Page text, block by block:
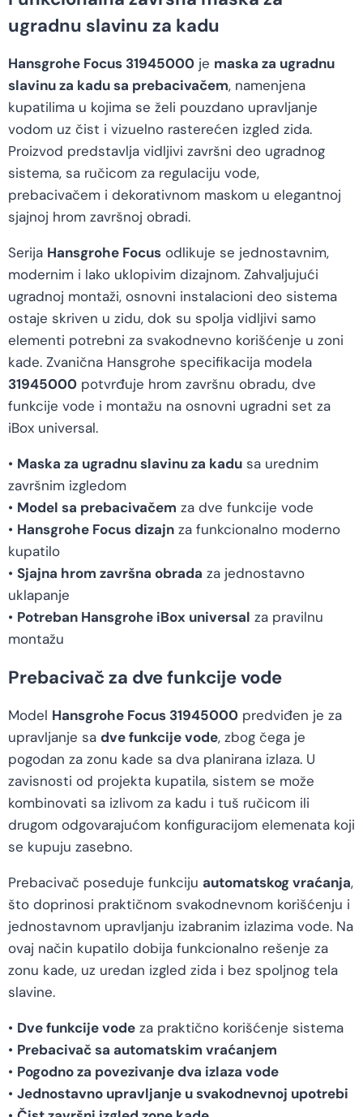
ugradnu slavinu za kadu
Hansgrohe Focus 31945000 je maska za ugradnu
slavinu za kadu sa prebacivačem, namenjena
kupatilima u kojima se želi pouzdano upravljanje
vodom uz čist i vizuelno rasterećen izgled zida.
Proizvod predstavlja vidljivi završni deo ugradnog
sistema, sa ručicom za regulaciju vode,
prebacivačem i dekorativnom maskom u elegantnoj
sjajnoj hrom završnoj obradi.
Serija Hansgrohe Focus odlikuje se jednostavnim,
modernim i lako uklopivim dizajnom. Zahvaljujući
ugradnoj montaži, osnovni instalacioni deo sistema
ostaje skriven u zidu, dok su spolja vidljivi samo
elementi potrebni za svakodnevno korišćenje u zoni
kade. Zvanična Hansgrohe specifikacija modela
31945000 potvrđuje hrom završnu obradu, dve
funkcije vode i montažu na osnovni ugradni set za
iBox universal.
• Maska za ugradnu slavinu za kadu sa urednim
završnim izgledom
• Model sa prebacivačem za dve funkcije vode
• Hansgrohe Focus dizajn za funkcionalno moderno
kupatilo
• Sjajna hrom završna obrada za jednostavno
uklapanje
• Potreban Hansgrohe iBox universal za pravilnu
montažu
Prebacivač za dve funkcije vode
Model Hansgrohe Focus 31945000 predviđen je za
upravljanje sa dve funkcije vode, zbog čega je
pogodan za zonu kade sa dva planirana izlaza. U
zavisnosti od projekta kupatila, sistem se može
kombinovati sa izlivom za kadu i tuš ručicom ili
drugom odgovarajućom konfiguracijom elemenata koji
se kupuju zasebno.
Prebacivač poseduje funkciju automatskog vraćanja,
što doprinosi praktičnom svakodnevnom korišćenju i
jednostavnom upravljanju izabranim izlazima vode. Na
ovaj način kupatilo dobija funkcionalno rešenje za
zonu kade, uz uredan izgled zida i bez spoljnog tela
slavine.
• Dve funkcije vode za praktično korišćenje sistema
• Prebacivač sa automatskim vraćanjem
• Pogodno za povezivanje dva izlaza vode
• Jednostavno upravljanje u svakodnevnoj upotrebi